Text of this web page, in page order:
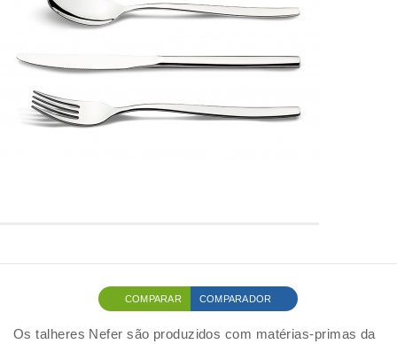
COMPARAR COMPARADOR
Os talheres Nefer são produzidos com matérias-primas da